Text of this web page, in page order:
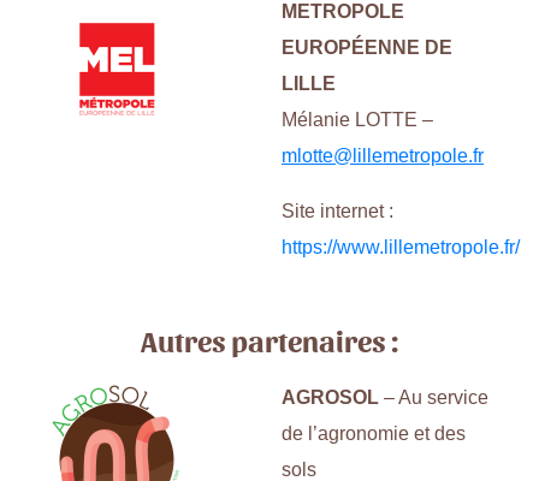
METROPOLE
EUROPÉENNE DE
LILLE
Mélanie LOTTE –
mlotte@lillemetropole.fr
Site internet :
https://www.lillemetropole.fr/
Autres partenaires :
AGROSOL – Au service
de l’agronomie et des
sols